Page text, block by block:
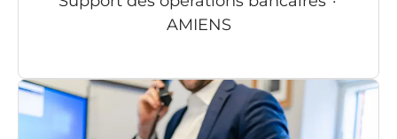
AMIENS